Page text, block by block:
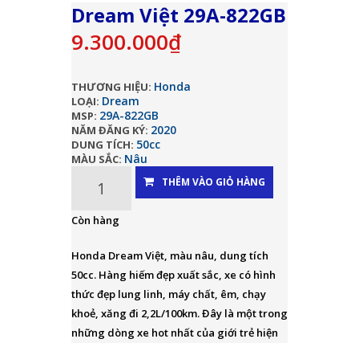
Dream Việt 29A-822GB
9.300.000₫
THƯƠNG HIỆU: Honda
LOẠI: Dream
MSP: 29A-822GB
NĂM ĐĂNG KÝ: 2020
DUNG TÍCH: 50cc
MÀU SẮC: Nâu
THÊM VÀO GIỎ HÀNG
Còn hàng
Honda Dream Việt, màu nâu, dung tích
50cc. Hàng hiếm đẹp xuất sắc, xe có hình
thức đẹp lung linh, máy chất, êm, chạy
khoẻ, xăng đi 2,2L/100km. Đây là một trong
những dòng xe hot nhất của giới trẻ hiện